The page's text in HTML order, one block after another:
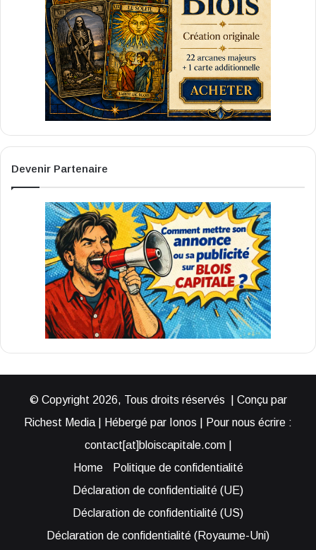
Devenir Partenaire
© Copyright 2026, Tous droits réservés | Conçu par
Richest Media | Hébergé par Ionos | Pour nous écrire :
contact[at]bloiscapitale.com |
Home
Politique de confidentialité
Déclaration de confidentialité (UE)
Déclaration de confidentialité (US)
Déclaration de confidentialité (Royaume-Uni)